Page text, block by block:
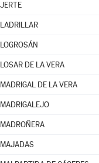
JERTE
LADRILLAR
LOGROSÁN
LOSAR DE LA VERA
MADRIGAL DE LA VERA
MADRIGALEJO
MADROÑERA
MAJADAS